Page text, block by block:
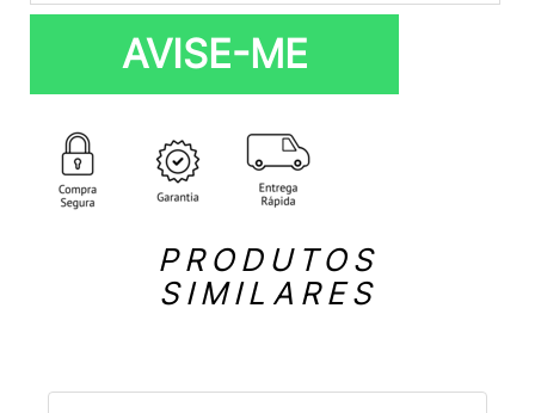
AVISE-ME
PRODUTOS
SIMILARES